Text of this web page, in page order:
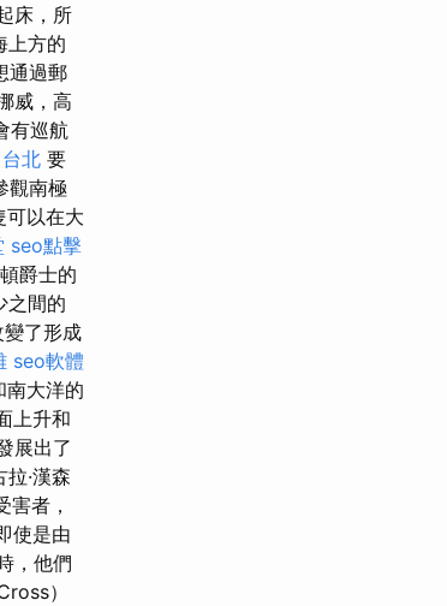
床，所
上方的
通過郵
威，高
有巡航
北 要
觀南極
可以在大
seo點擊
爵士的
之間的
了形成
seo軟體
南大洋的
上升和
展出了
·漢森
害者，
使是由
，他們
）